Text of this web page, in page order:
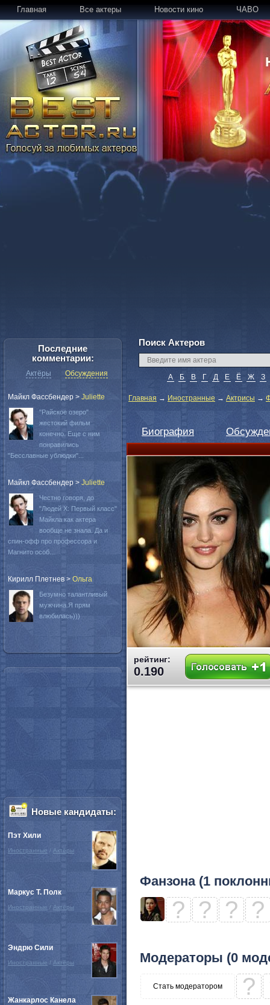
Главная Все актеры Новости кино ЧАВО
Поиск Актеров
А Б В Г Д Е Ё Ж З
Главная → Иностранные → Актрисы →
Биография
рейтинг:
0.190
Фанзона (1
? ? ? ?
Модераторы (0
Стать модератором ?
Последние
комментарии:
Актёры Обсуждения
Майкл Фассбендер > Juliette
"Райское озеро"
жестокий фильм
конечно. Еще с ним
понравились
"Бесславные ублюдки"...
Майкл Фассбендер > Juliette
Честно говоря, до
"Людей Х: Первый класс"
Майкла как актера
вообще не знала. Да и
спин-офф про профессора и
Магнито особ...
Кирилл Плетнев > Oльга
Безумно талантливый
мужчина.Я прям
влюбилась)))
Новые кандидаты:
Пэт Хили
Иностранные / Актёры
Маркус Т. Полк
Иностранные / Актёры
Эндрю Сили
Иностранные / Актёры
Жанкарлос Канела